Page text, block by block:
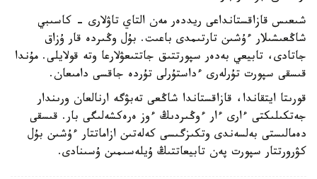
شىعىس قازاقستانداعى ريددەر مەن التاي تاۋلارى - كاسىبي
شاڭعىشىلار ءۇشىن تارتىمدى باعىت. بۇل وڭىردە قار ۇزاق
جاتادى، تابيعي بەدەر سپورتتىق جاتتىعۋلارعا وتە قولايلى. مۇندا
قىسقى سپورت تۇرلەرى ءداستۇرلى تۇردە جاقسى دامىعان.
قورىتا ايتقاندا، قازاقستاندا شاڭعى تەبۋگە ارنالعان ورىندار
جەتكىلىكتى ءارى ءار ءوڭىردىڭ ءوز ەرەكشەلىگى بار. قىسقى
دەمالىستى بەلسەندى وتكىزگىسى كەلەتىن ازاماتتار ءۇشىن بۇل
كۋرورتتار سپورت پەن تابيعاتتىڭ ۇيلەسىمىن ۇسىنادى.